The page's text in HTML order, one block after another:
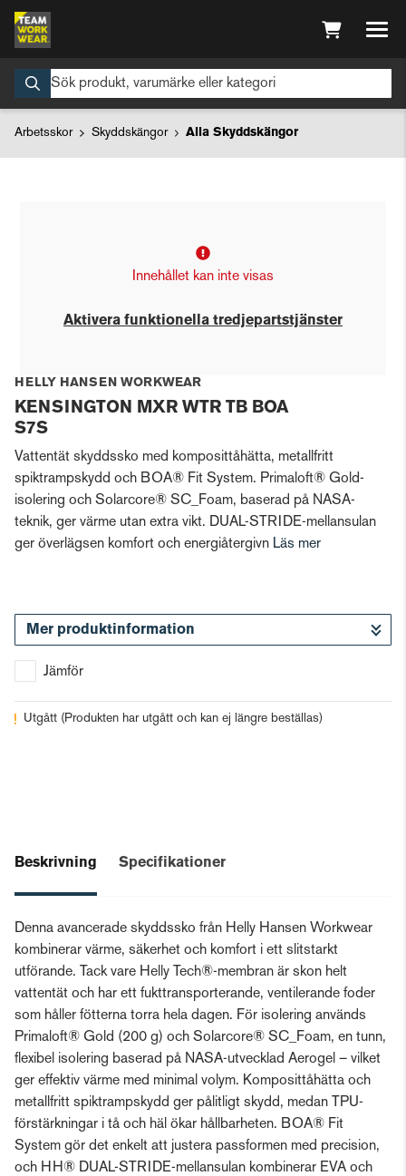
Arbetsskor Skyddskängor Alla Skyddskängor
Innehållet kan inte visas
Aktivera funktionella tredjepartstjänster
HELLY HANSEN WORKWEAR
KENSINGTON MXR WTR TB BOA
S7S
Vattentät skyddssko med komposittåhätta, metallfritt
spiktrampskydd och BOA® Fit System. Primaloft® Gold-
isolering och Solarcore® SC_Foam, baserad på NASA-
teknik, ger värme utan extra vikt. DUAL-STRIDE-mellansulan
ger överlägsen komfort och energiåtergivn Läs mer
Mer produktinformation
Jämför
Utgått (Produkten har utgått och kan ej längre beställas)
Beskrivning Specifikationer
Denna avancerade skyddssko från Helly Hansen Workwear
kombinerar värme, säkerhet och komfort i ett slitstarkt
utförande. Tack vare Helly Tech®-membran är skon helt
vattentät och har ett fukttransporterande, ventilerande foder
som håller fötterna torra hela dagen. För isolering används
Primaloft® Gold (200 g) och Solarcore® SC_Foam, en tunn,
flexibel isolering baserad på NASA-utvecklad Aerogel – vilket
ger effektiv värme med minimal volym. Komposittåhätta och
metallfritt spiktrampskydd ger pålitligt skydd, medan TPU-
förstärkningar i tå och häl ökar hållbarheten. BOA® Fit
System gör det enkelt att justera passformen med precision,
och HH® DUAL-STRIDE-mellansulan kombinerar EVA och